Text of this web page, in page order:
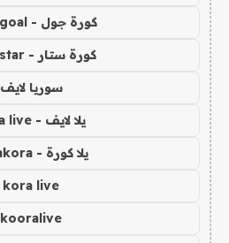
كورة جول - kora goal
كورة ستار - kora star
سوريا لايف
يلا لايف - yalla live
يلا كورة - yallakora
kora live
kooralive